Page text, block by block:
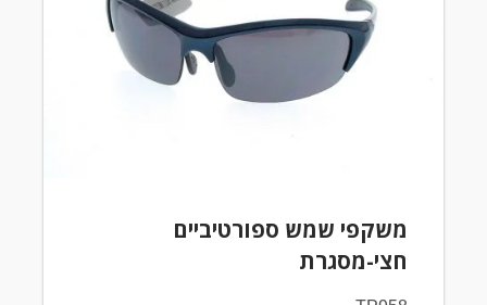
משקפי שמש ספורטיביים
חצי-מסגרת